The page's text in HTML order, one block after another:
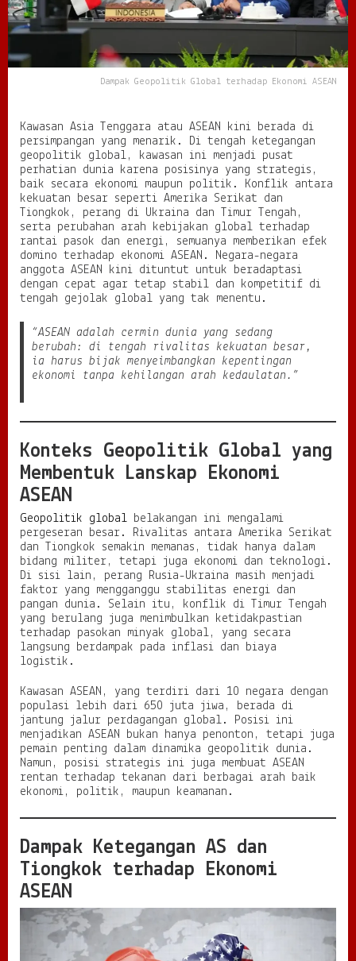
l
t
r
h
a
E
k
o
n
o
m
i
A
S
E
A
i
d
t
i
n
u
a
n
g
B
a
r
u
Dampak Geopolitik Global terhadap Ekonomi ASEAN
Kawasan Asia Tenggara atau ASEAN kini berada di
persimpangan yang menarik. Di tengah ketegangan
geopolitik global, kawasan ini menjadi pusat
perhatian dunia karena posisinya yang strategis,
baik secara ekonomi maupun politik. Konflik antara
kekuatan besar seperti Amerika Serikat dan
Tiongkok, perang di Ukraina dan Timur Tengah,
serta perubahan arah kebijakan global terhadap
rantai pasok dan energi, semuanya memberikan efek
domino terhadap ekonomi ASEAN. Negara-negara
anggota ASEAN kini dituntut untuk beradaptasi
dengan cepat agar tetap stabil dan kompetitif di
tengah gejolak global yang tak menentu.
“ASEAN adalah cermin dunia yang sedang
berubah: di tengah rivalitas kekuatan besar,
ia harus bijak menyeimbangkan kepentingan
ekonomi tanpa kehilangan arah kedaulatan.”
Konteks Geopolitik Global yang
Membentuk Lanskap Ekonomi
ASEAN
Geopolitik global belakangan ini mengalami
pergeseran besar. Rivalitas antara Amerika Serikat
dan Tiongkok semakin memanas, tidak hanya dalam
bidang militer, tetapi juga ekonomi dan teknologi.
Di sisi lain, perang Rusia-Ukraina masih menjadi
faktor yang mengganggu stabilitas energi dan
pangan dunia. Selain itu, konflik di Timur Tengah
yang berulang juga menimbulkan ketidakpastian
terhadap pasokan minyak global, yang secara
langsung berdampak pada inflasi dan biaya
logistik.
Kawasan ASEAN, yang terdiri dari 10 negara dengan
populasi lebih dari 650 juta jiwa, berada di
jantung jalur perdagangan global. Posisi ini
menjadikan ASEAN bukan hanya penonton, tetapi juga
pemain penting dalam dinamika geopolitik dunia.
Namun, posisi strategis ini juga membuat ASEAN
rentan terhadap tekanan dari berbagai arah baik
ekonomi, politik, maupun keamanan.
Dampak Ketegangan AS dan
Tiongkok terhadap Ekonomi
ASEAN